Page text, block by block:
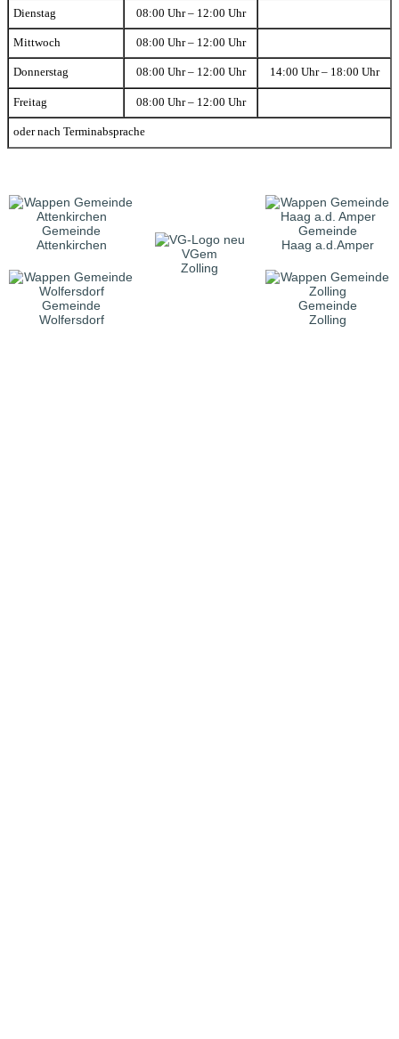
Dienstag 08:00 Uhr – 12:00 Uhr
Mittwoch 08:00 Uhr – 12:00 Uhr
Donnerstag 08:00 Uhr – 12:00 Uhr 14:00 Uhr – 18:00 Uhr
Freitag 08:00 Uhr – 12:00 Uhr
oder nach Terminabsprache
Gemeinde
Attenkirchen
VGem
Zolling
Gemeinde
Haag a.d.Amper
Gemeinde
Wolfersdorf
Gemeinde
Zolling